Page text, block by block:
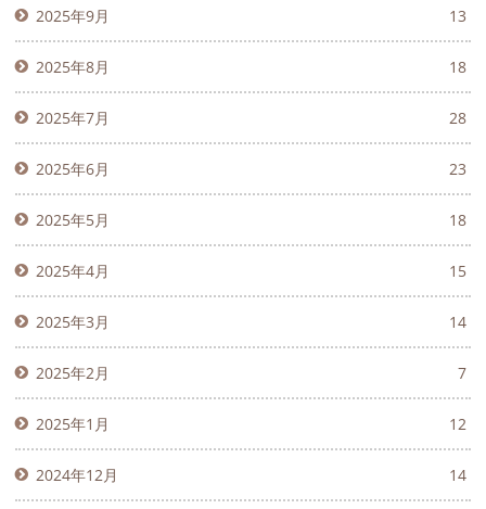
2025年9月 13
2025年8月 18
2025年7月 28
2025年6月 23
2025年5月 18
2025年4月 15
2025年3月 14
2025年2月 7
2025年1月 12
2024年12月 14